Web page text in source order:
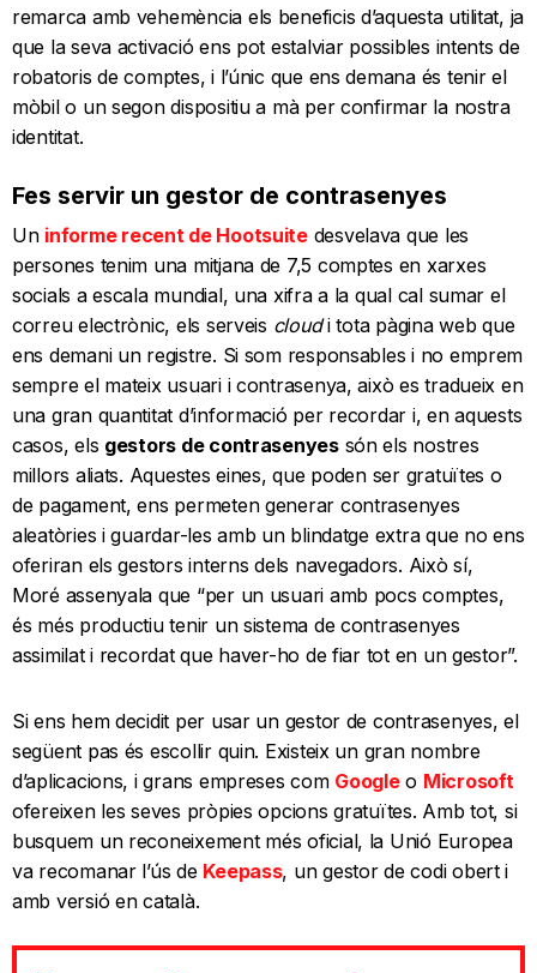
remarca amb vehemència els beneficis d’aquesta utilitat, ja
que la seva activació ens pot estalviar possibles intents de
robatoris de comptes, i l’únic que ens demana és tenir el
mòbil o un segon dispositiu a mà per confirmar la nostra
identitat.
Fes servir un gestor de contrasenyes
Un informe recent de Hootsuitedesvelava que les
persones tenim una mitjana de 7,5 comptes en xarxes
socials a escala mundial, una xifra a la qual cal sumar el
correu electrònic, els serveis cloudi tota pàgina web que
ens demani un registre. Si som responsables i no emprem
sempre el mateix usuari i contrasenya, això es tradueix en
una gran quantitat d’informació per recordar i, en aquests
casos, els gestors de contrasenyessón els nostres
millors aliats. Aquestes eines, que poden ser gratuïtes o
de pagament, ens permeten generar contrasenyes
aleatòries i guardar-les amb un blindatge extra que no ens
oferiran els gestors interns dels navegadors. Això sí,
Moré assenyala que “per un usuari amb pocs comptes,
és més productiu tenir un sistema de contrasenyes
assimilat i recordat que haver-ho de fiar tot en un gestor”.
Si ens hem decidit per usar un gestor de contrasenyes, el
següent pas és escollir quin. Existeix un gran nombre
d’aplicacions, i grans empreses com Googleo Microsoft
ofereixen les seves pròpies opcions gratuïtes. Amb tot, si
busquem un reconeixement més oficial, la Unió Europea
va recomanar l’ús de Keepass, un gestor de codi obert i
amb versió en català.